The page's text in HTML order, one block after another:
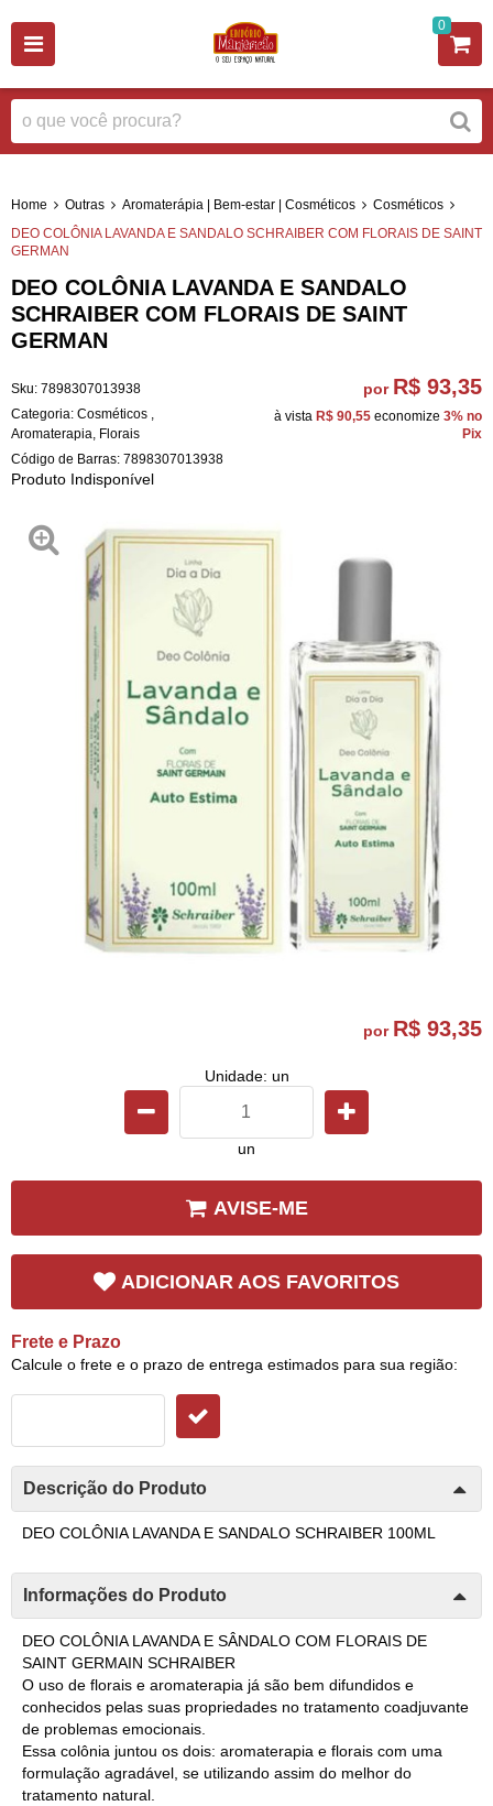
0
Home Outras Aromaterápia | Bem-estar | Cosméticos
Cosméticos
DEO COLÔNIA LAVANDA E SANDALO SCHRAIBER COM FLORAIS DE SAINT
GERMAN
DEO COLÔNIA LAVANDA E SANDALO
SCHRAIBER COM FLORAIS DE SAINT
GERMAN
Sku: 7898307013938
Categoria: Cosméticos
Aromaterapia Florais
Código de Barras: 7898307013938
Produto Indisponível
por R$ 93,35
à vista R$ 90,55 economize 3% no
Pix
por R$ 93,35
Unidade: un
un
AVISE-ME
ADICIONAR AOS FAVORITOS
Frete e Prazo
Calcule o frete e o prazo de entrega estimados para sua região:
Descrição do Produto
DEO COLÔNIA LAVANDA E SANDALO SCHRAIBER 100ML
Informações do Produto
DEO COLÔNIA LAVANDA E SÂNDALO COM FLORAIS DE
SAINT GERMAIN SCHRAIBER
O uso de florais e aromaterapia já são bem difundidos e
conhecidos pelas suas propriedades no tratamento coadjuvante
de problemas emocionais.
Essa colônia juntou os dois: aromaterapia e florais com uma
formulação agradável, se utilizando assim do melhor do
tratamento natural.